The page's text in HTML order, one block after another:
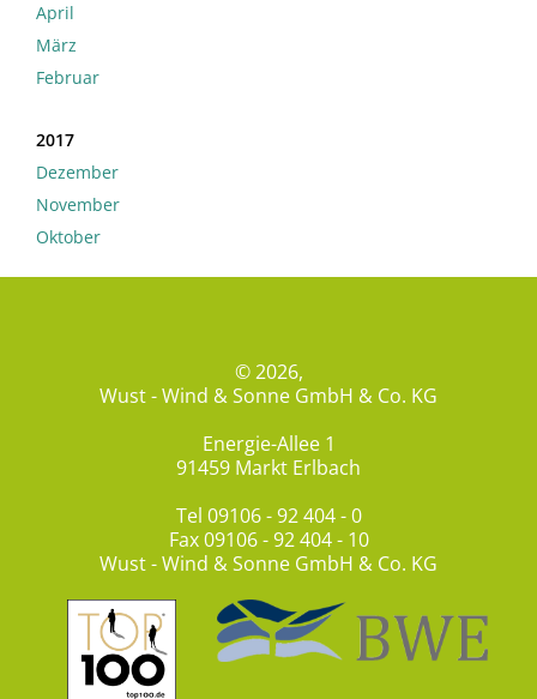
April
März
Februar
2017
Dezember
November
Oktober
© 2026,
Wust - Wind & Sonne GmbH & Co. KG
Energie-Allee 1
91459 Markt Erlbach
Tel 09106 - 92 404 - 0
Fax 09106 - 92 404 - 10
Wust - Wind & Sonne GmbH & Co. KG